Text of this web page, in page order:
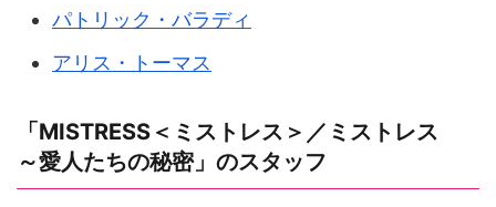
パトリック・バラディ
アリス・トーマス
「MISTRESS＜ミストレス＞／ミストレス
～愛人たちの秘密」のスタッフ